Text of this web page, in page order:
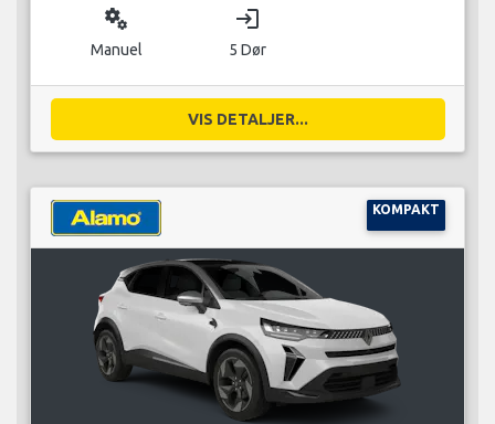
miscellaneous_services
Manuel
login
5 Dør
VIS DETALJER...
KOMPAKT